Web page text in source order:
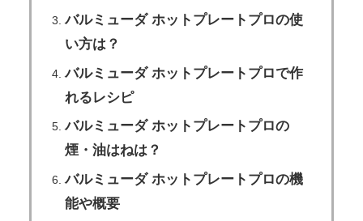
バルミューダ ホットプレートプロの使
い方は？
バルミューダ ホットプレートプロで作
れるレシピ
バルミューダ ホットプレートプロの
煙・油はねは？
バルミューダ ホットプレートプロの機
能や概要